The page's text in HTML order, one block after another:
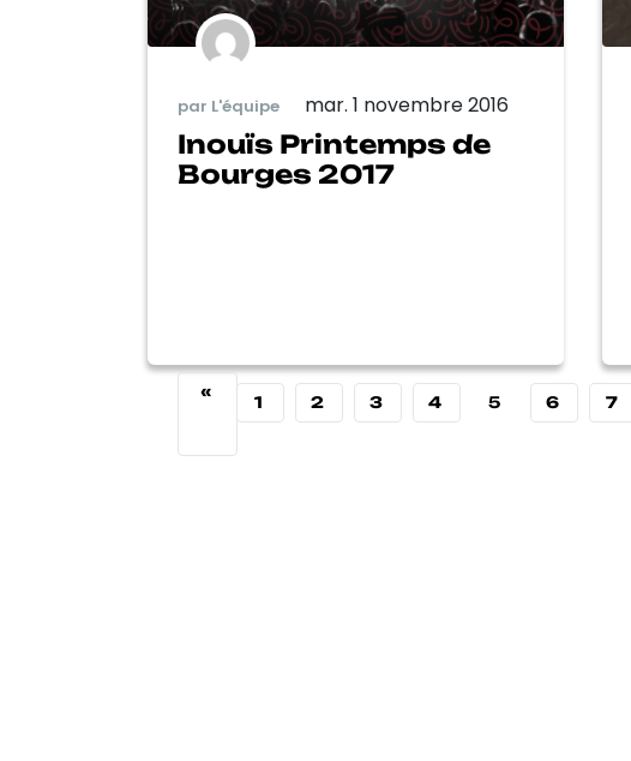
par L'équipe mar. 1 novembre 2016
Inouïs Printemps de
Bourges 2017
«
1 2 3 4 5 6 7